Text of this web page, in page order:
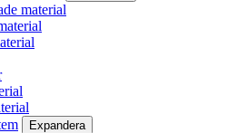
material
Expandera